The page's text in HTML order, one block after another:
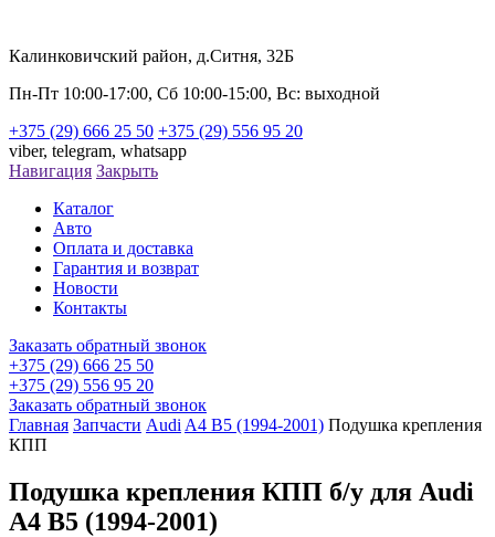
Калинковичский район, д.Ситня, 32Б
Пн-Пт 10:00-17:00, Сб 10:00-15:00, Вс: выходной
+375 (29) 666 25 50 +375 (29) 556 95 20
viber, telegram, whatsapp
Навигация Закрыть
Каталог
Авто
Оплата и доставка
Гарантия и возврат
Новости
Контакты
Заказать обратный звонок
+375 (29) 666 25 50
+375 (29) 556 95 20
Заказать обратный звонок
Главная Запчасти Audi A4 B5 (1994-2001) Подушка крепления
КПП
Подушка крепления КПП б/у для Audi
A4 B5 (1994-2001)